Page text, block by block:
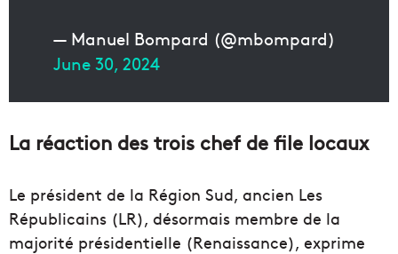
— Manuel Bompard (@mbompard)
June 30, 2024
La réaction des trois chef de file locaux
Le président de la Région Sud, ancien Les
Républicains (LR), désormais membre de la
majorité présidentielle (Renaissance), exprime